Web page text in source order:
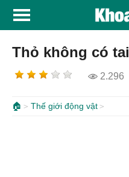
Thỏ không có tai
2.296
🏠 Thế giới động vật